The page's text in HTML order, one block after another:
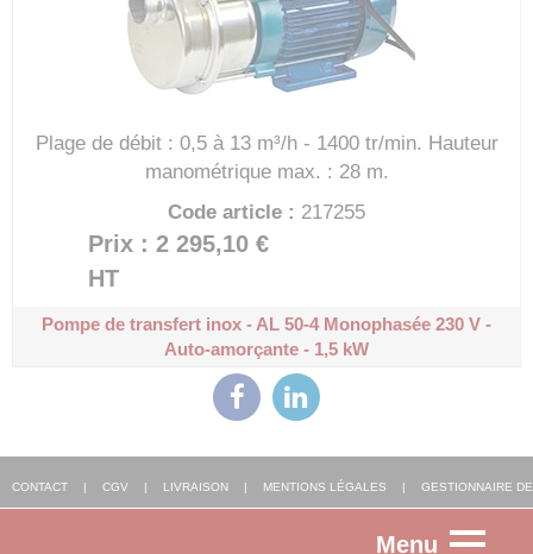
Menu
Plage de débit : 0,5 à 13 m³/h - 1400 tr/min. Hauteur
manométrique max. : 28 m.
Code article : 217255
Prix : 2 295,10 €
HT
Pompe de transfert inox - AL 50-4Monophasée 230 V -
Auto-amorçante - 1,5 kW
CONTACT | CGV | LIVRAISON | MENTIONS LÉGALES | GESTIONNAIRE DE
: FGP SOLUTIONS